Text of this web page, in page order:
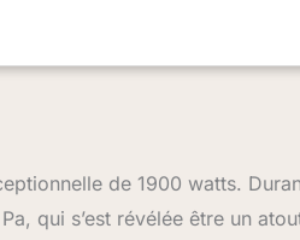
vapeur haute température, mais
d'eau】Nettoyeurs tapis et
d'eau usée ont une
de liquide de nettoyage de
dans le réservoir aspirateur
automatique de parfum du
de 1900 watts.
qui s’est révélée être un